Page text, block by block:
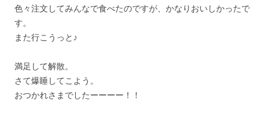
色々注文してみんなで食べたのですが、かなりおいしかったで
す。
また行こうっと♪
満足して解散。
さて爆睡してこよう。
おつかれさまでしたーーーー！！